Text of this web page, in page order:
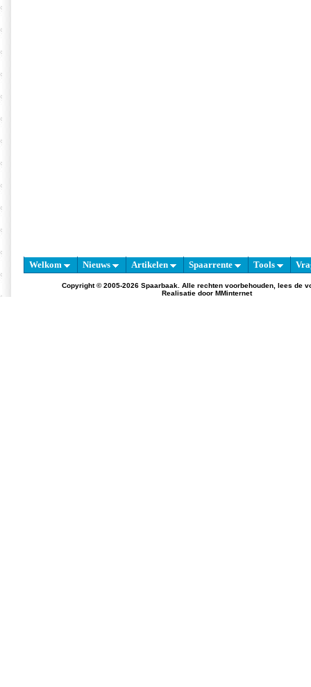
Welkom Nieuws Artikelen Spaarrente Tools
Copyright © 2005-2026 Spaarbaak. Alle rechten voorbehouden, lees de
Realisatie door MMinternet